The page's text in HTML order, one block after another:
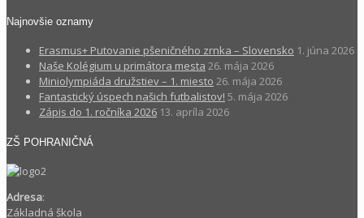
Najnovšie oznamy
Erasmus+ Putovanie pšeničného zrnka – Slovensko 1. júna 2026
Naše Kolégium u primátora mesta 26. mája 2026
Miniolympiáda družstiev – 1. miesto 26. mája 2026
Fantastický úspech našich futbalistov! 5. mája 2026
Zápis do 1. ročníka 2026 13. apríla 2026
ZŠ POHRANIČNÁ
Adresa:
Základná škola